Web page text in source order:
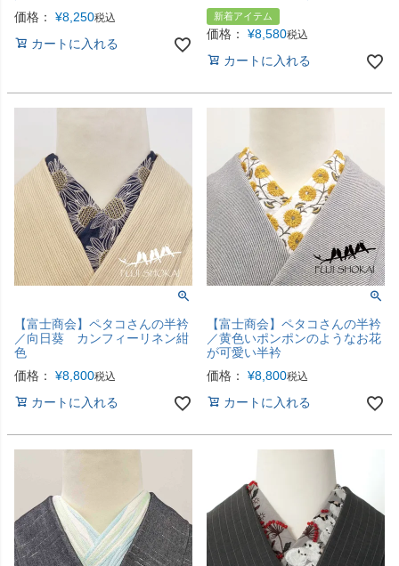
価格：
¥8,250税込
カートに入れる
新着アイテム
価格： ¥8,580税込
カートに入れる
【富士商会】ペタコさんの半衿
／向日葵 カンフィーリネン紺
色
価格：
¥8,800税込
カートに入れる
【富士商会】ペタコさんの半衿
／黄色いポンポンのようなお花
が可愛い半衿
価格：
¥8,800税込
カートに入れる